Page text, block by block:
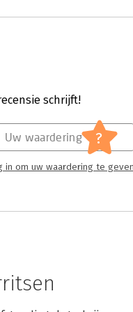
schrijft!
Uw waardering ?
in om uw waardering te